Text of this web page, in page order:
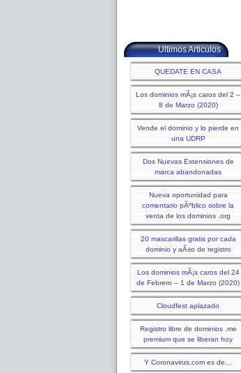
Ultimos Articulos
QUEDATE EN CASA
Los dominios mÃ¡s caros del 2 –
8 de Marzo (2020)
Vende el dominio y lo pierde en
una UDRP
Dos Nuevas Extensiones de
marca abandonadas
Nueva oportunidad para
comentario pÃºblico sobre la
venta de los dominios .org
20 mascarillas gratis por cada
dominio y aÃ±o de registro
Los dominios mÃ¡s caros del 24
de Febrero – 1 de Marzo (2020)
Cloudfest aplazado
Registro libre de dominios .me
premium que se liberan hoy
Y Coronavirus.com es de…